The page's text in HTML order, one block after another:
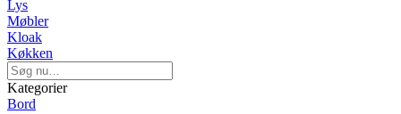
Lys
Møbler
Kloak
Køkken
Kategorier
Bord